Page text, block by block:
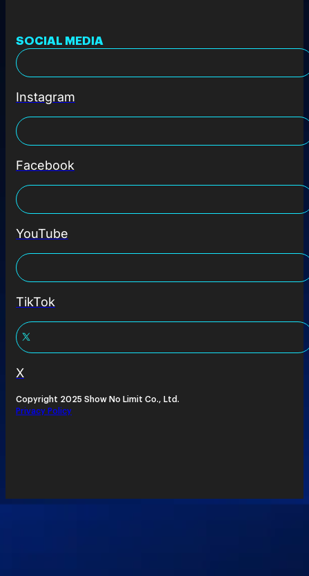
SOCIAL MEDIA
Instagram
Facebook
YouTube
TikTok
X
Copyright 2025 Show No Limit Co., Ltd.
Privacy Policy